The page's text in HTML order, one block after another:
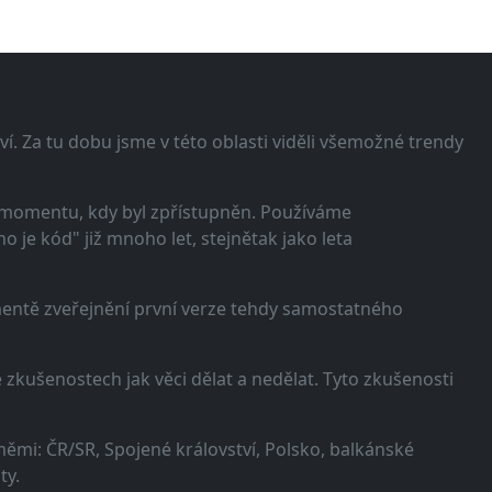
Za tu dobu jsme v této oblasti viděli všemožné trendy
kdy byl zpřístupněn. Používáme
je kód" již mnoho let, stejnětak jako leta
zveřejnění první verze tehdy samostatného
jak věci dělat a nedělat. Tyto zkušenosti
ČR/SR, Spojené království, Polsko, balkánské